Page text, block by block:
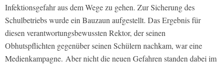
Infektionsgefahr aus dem Wege zu gehen. Zur Sicherung des
Schulbetriebs wurde ein Bauzaun aufgestellt. Das Ergebnis für
diesen verantwortungsbewussten Rektor, der seinen
Obhutspflichten gegenüber seinen Schülern nachkam, war eine
Medienkampagne. Aber nicht die neuen Gefahren standen dabei im